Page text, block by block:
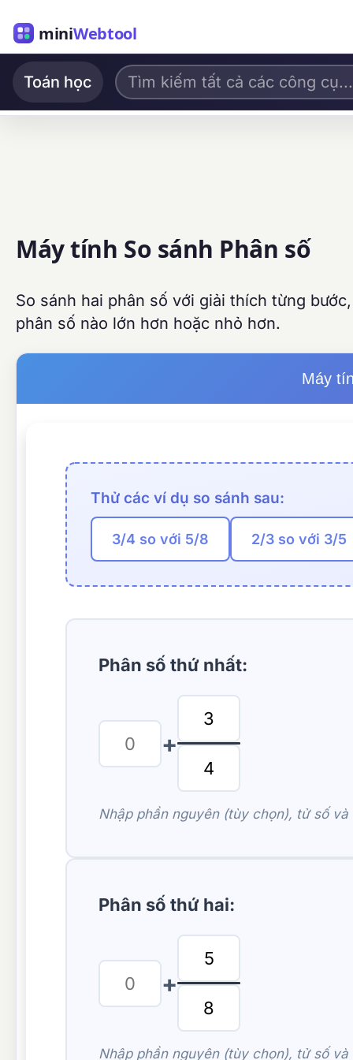
miniWebtool
Toán học
Máy tính So sánh Phân số
So sánh hai phân số với giải thích từng
phân số nào lớn hơn hoặc nhỏ hơn.
Máy
Thử các ví dụ so sánh sau:
3/4 so với 5/8 2/3 so với 3/5
Phân số thứ nhất:
+
Nhập phần nguyên (tùy chọn), tử số và
Phân số thứ hai:
+
Nhập phần nguyên (tùy chọn), tử số và